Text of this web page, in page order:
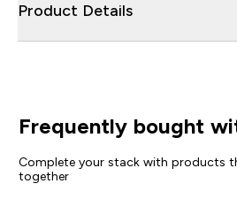
Product Details
Frequently bought
Complete your stack with products
together